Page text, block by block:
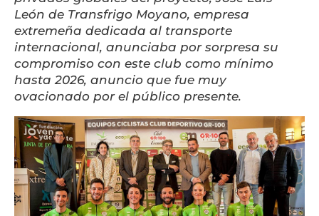
León de Transfrigo Moyano, empresa
extremeña dedicada al transporte
internacional, anunciaba por sorpresa su
compromiso con este club como mínimo
hasta 2026, anuncio que fue muy
ovacionado por el público presente.